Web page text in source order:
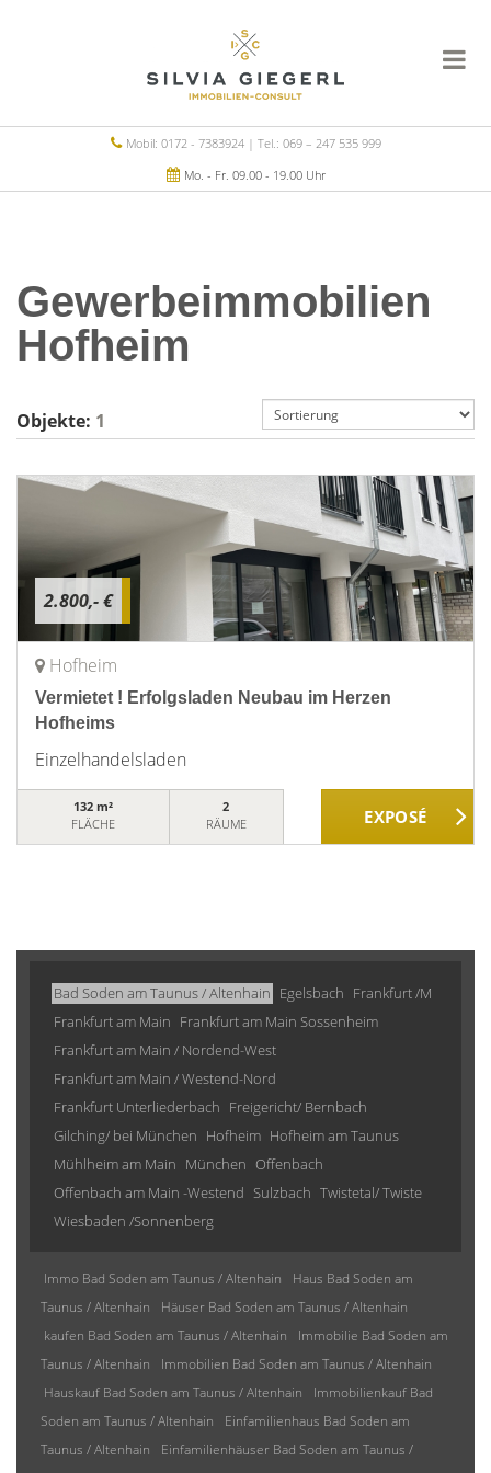
Mobil: 0172 - 7383924 | Tel.: 069 – 247 535 999
Mo. - Fr. 09.00 - 19.00 Uhr
Gewerbeimmobilien
Hofheim
Objekte: 1
2.800,- €
Hofheim
Vermietet ! Erfolgsladen Neubau im Herzen
Hofheims
Einzelhandelsladen
132 m²
FLÄCHE
2
RÄUME
Bad Soden am Taunus / Altenhain Egelsbach Frankfurt /M
Frankfurt am Main Frankfurt am Main Sossenheim
Frankfurt am Main / Nordend-West
Frankfurt am Main / Westend-Nord
Frankfurt Unterliederbach Freigericht/ Bernbach
Gilching/ bei München Hofheim Hofheim am Taunus
Mühlheim am Main München Offenbach
Offenbach am Main -Westend Sulzbach Twistetal/ Twiste
Wiesbaden /Sonnenberg
Immo Bad Soden am Taunus / Altenhain
Haus Bad Soden am
Taunus / Altenhain
Häuser Bad Soden am Taunus / Altenhain
kaufen Bad Soden am Taunus / Altenhain
Immobilie Bad Soden am
Taunus / Altenhain
Immobilien Bad Soden am Taunus / Altenhain
Hauskauf Bad Soden am Taunus / Altenhain
Immobilienkauf Bad
Soden am Taunus / Altenhain
Einfamilienhaus Bad Soden am
Taunus / Altenhain
Einfamilienhäuser Bad Soden am Taunus /